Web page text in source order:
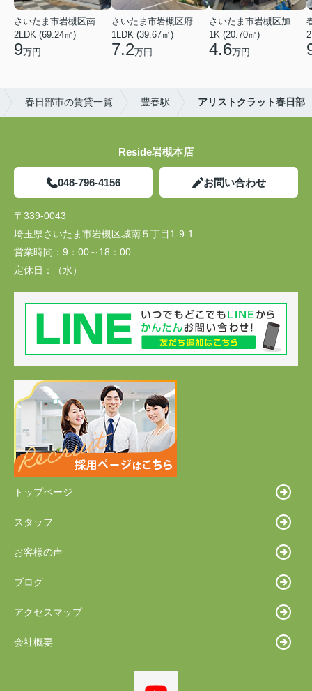
さいたま市岩槻区南平野４丁目
2LDK (69.24㎡)
9万円
さいたま市岩槻区府内１丁目
1LDK (39.67㎡)
7.2万円
さいたま市岩槻区加倉１丁目
1K (20.70㎡)
4.6万円
春日部市の賃貸一覧 豊春駅 アリストクラット春日部
Reside岩槻本店
048-796-4156 お問い合わせ
〒339-0043
埼玉県さいたま市岩槻区城南５丁目1-9-1
営業時間： 9：00～18：00
定休日：
（水）
トップページ
スタッフ
お客様の声
ブログ
アクセスマップ
会社概要